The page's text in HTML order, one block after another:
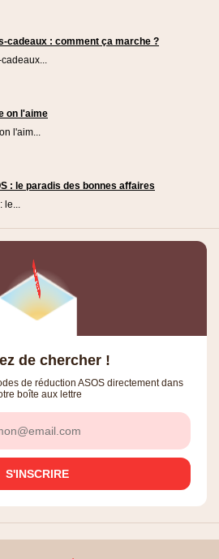
cadeaux : comment ça marche ?
on l'aime
l'aim...
: le paradis des bonnes affaires
le...
de chercher !
de réduction ASOS directement dans
boîte aux lettre